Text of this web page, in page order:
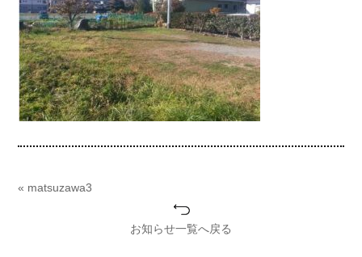
« matsuzawa3
お知らせ一覧へ戻る